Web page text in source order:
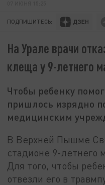
ПОДПИШИТЕСЬ:
На Урале врачи
клеща у 9-летнего
Чтобы ребенку
пришлось изрядно
медицинским
В Верхней Пышме
стадионе 9-летнего
Для того, чтобы
отвезли его в